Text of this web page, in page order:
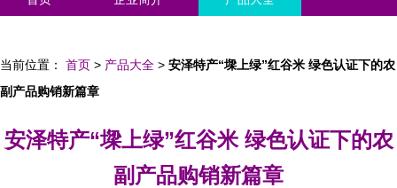
当前位置： 首页 > 产品大全 > 安泽特产“墚上绿”红谷米 绿色认证下的农
副产品购销新篇章
安泽特产“墚上绿”红谷米 绿色认证下的农
副产品购销新篇章